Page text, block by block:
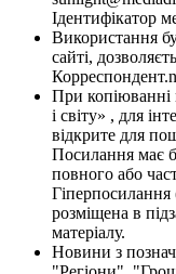
Ідентифікатор
Використання
сайті,
При копіюванні
і світу» , для
відкрите для
Посилання має
повного або
розміщена в
матеріалу.
Новини з